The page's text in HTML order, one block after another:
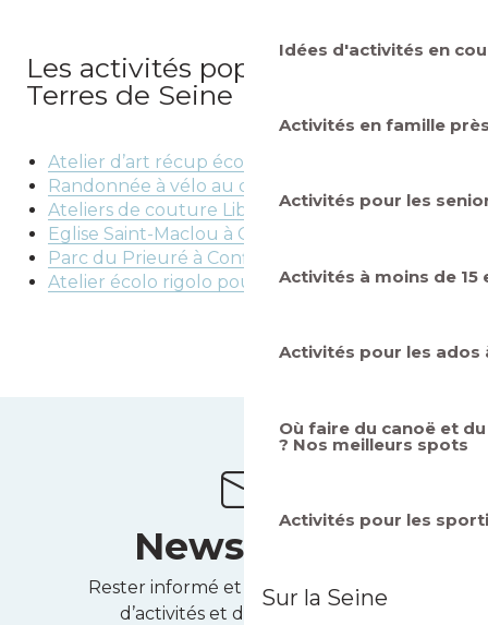
Idées d'activités en
Activités en famille
Activités pour les
Activités à moins de 15
Activités pour les ados
Où faire du canoë et
? Nos meilleurs spots
Activités pour les
Sur la Seine
Les activités populaires en
Terres de Seine
Atelier d’art récup écolo rigolo à Conflans
Randonnée à vélo au départ de Conflans
Ateliers de couture Libre cours à Conflans
Eglise Saint-Maclou à Conflans
Parc du Prieuré à Conflans
Atelier écolo rigolo pour les enfants à Conflans
Newsletter
Rester informé et recevoir des idées
d’activités et des bons plans !